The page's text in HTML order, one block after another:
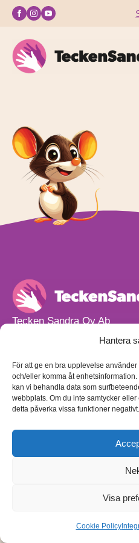
Hantera
För att ge en bra upplevelse
och/eller komma åt
kan vi behandla data som
webbplats. Om du inte samtycker
detta påverka vissa funktioner negativt.
Visa
Cookie Policy
Tecken Sandra Oy Ab
info@teckensandra.fi
Vårt verksamhetsutrymme
Torpvägen 9 B 13,
01150 Söderkulla
Beställnings- och
Sekretesspolicy
(på finska)